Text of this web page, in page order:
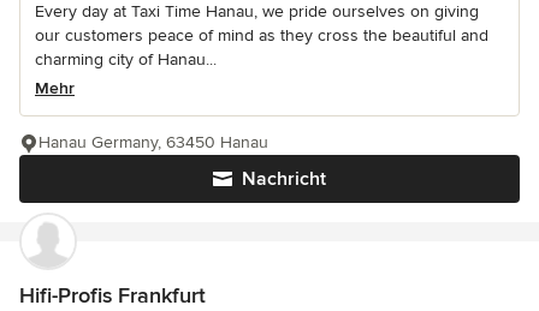
Every day at Taxi Time Hanau, we pride ourselves on giving
our customers peace of mind as they cross the beautiful and
charming city of Hanau...
Mehr
Nachricht
Hanau Germany, 63450 Hanau
Hifi-Profis Frankfurt